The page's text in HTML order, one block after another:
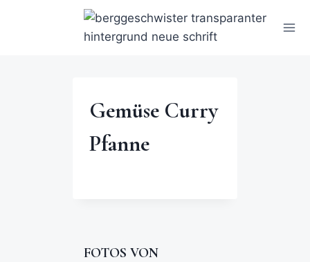
Gemüse Curry
Pfanne
FOTOS VON